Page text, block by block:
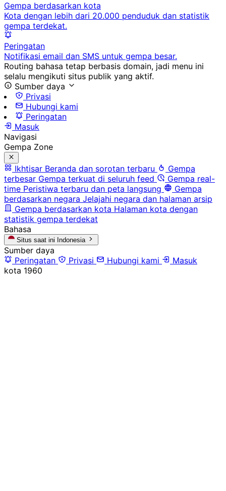
Gempa berdasarkan kota
Kota dengan lebih dari 20.000 penduduk dan statistik
gempa terdekat.
Peringatan
Notifikasi email dan SMS untuk gempa besar.
Routing bahasa tetap berbasis domain, jadi menu ini
selalu mengikuti situs publik yang aktif.
Sumber daya
Privasi
Hubungi kami
Peringatan
Masuk
Navigasi
Gempa Zone
Ikhtisar Beranda dan sorotan terbaru
Gempa
terbesar Gempa terkuat di seluruh feed
Gempa real-
time Peristiwa terbaru dan peta langsung
Gempa
berdasarkan negara Jelajahi negara dan halaman arsip
Gempa berdasarkan kota Halaman kota dengan
statistik gempa terdekat
Bahasa
Situs saat ini Indonesia
Sumber daya
Peringatan
Privasi Hubungi kami
Masuk
kota 1960